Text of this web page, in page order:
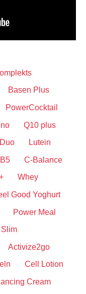
Basen Plus
PowerCocktail
Q10 plus
Lutein
IB5 C-Balance
Whey
Good Yoghurt
Power Meal
Activize2go
Cell Lotion
Cream